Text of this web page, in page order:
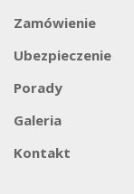
Zamówienie
Ubezpieczenie
Porady
Galeria
Kontakt